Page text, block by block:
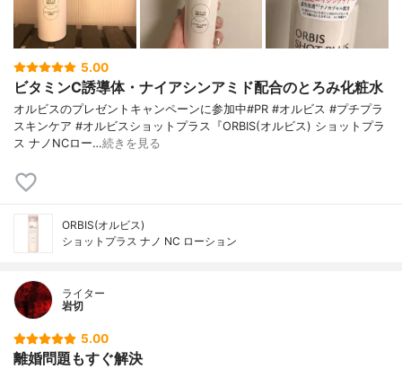
5.00
ビタミンC誘導体・ナイアシンアミド配合のとろみ化粧水
オルビスのプレゼントキャンペーンに参加中#PR #オルビス #プチプラ
スキンケア #オルビスショットプラス『ORBIS(オルビス) ショットプラ
ス ナノNCロー…続きを見る
ORBIS(オルビス)
ショットプラス ナノ NC ローション
ライター
岩切
5.00
離婚問題もすぐ解決